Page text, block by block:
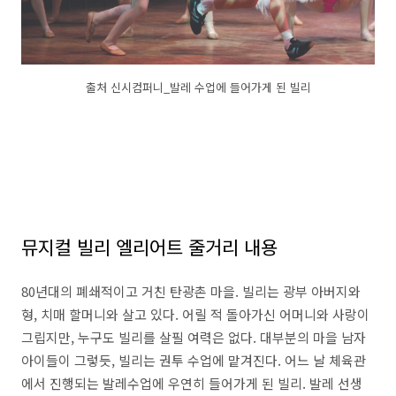
출처 신시컴퍼니_발레 수업에 들어가게 된 빌리
뮤지컬 빌리 엘리어트 줄거리 내용
80년대의 폐쇄적이고 거친 탄광촌 마을. 빌리는 광부 아버지와
형, 치매 할머니와 살고 있다. 어릴 적 돌아가신 어머니와 사랑이
그립지만, 누구도 빌리를 살필 여력은 없다. 대부분의 마을 남자
아이들이 그렇듯, 빌리는 권투 수업에 맡겨진다. 어느 날 체육관
에서 진행되는 발레수업에 우연히 들어가게 된 빌리. 발레 선생